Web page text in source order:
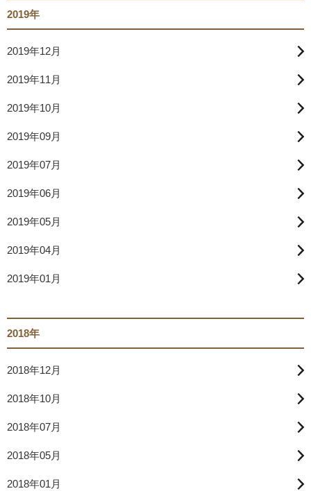
2019年
2019年12月
2019年11月
2019年10月
2019年09月
2019年07月
2019年06月
2019年05月
2019年04月
2019年01月
2018年
2018年12月
2018年10月
2018年07月
2018年05月
2018年01月